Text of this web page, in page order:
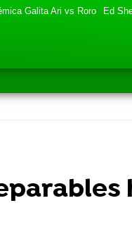
Galita Ari vs Roro Ed